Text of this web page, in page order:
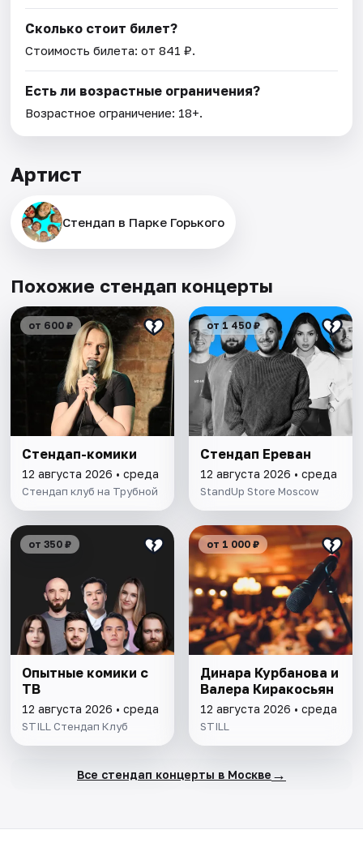
Сколько стоит билет?
Стоимость билета: от 841 ₽.
Есть ли возрастные ограничения?
Возрастное ограничение: 18+.
Артист
Стендап в Парке Горького
Похожие стендап концерты
от 600 ₽
Стендап-комики
12 августа 2026 • среда
Стендап клуб на Трубной
от 1 450 ₽
Стендап Ереван
12 августа 2026 • среда
StandUp Store Moscow
от 350 ₽
Опытные комики с
ТВ
12 августа 2026 • среда
STILL Стендап Клуб
от 1 000 ₽
Динара Курбанова и
Валера Киракосьян
12 августа 2026 • среда
STILL
Все стендап концерты в Москве →